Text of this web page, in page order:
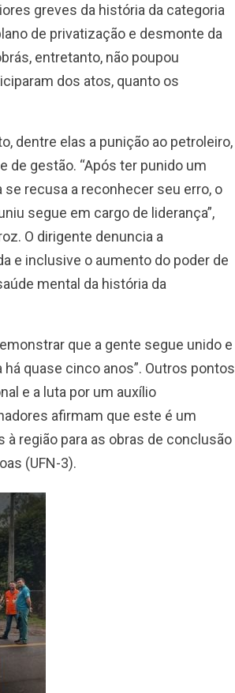
greves da história da categoria
de privatização e desmonte da
entretanto, não poupou
dos atos, quanto os
dentre elas a punição ao petroleiro,
de gestão. “Após ter punido um
recusa a reconhecer seu erro, o
segue em cargo de liderança”,
O dirigente denuncia a
e inclusive o aumento do poder de
mental da história da
que a gente segue unido e
quase cinco anos”. Outros pontos
e a luta por um auxílio
afirmam que este é um
região para as obras de conclusão
(UFN-3).